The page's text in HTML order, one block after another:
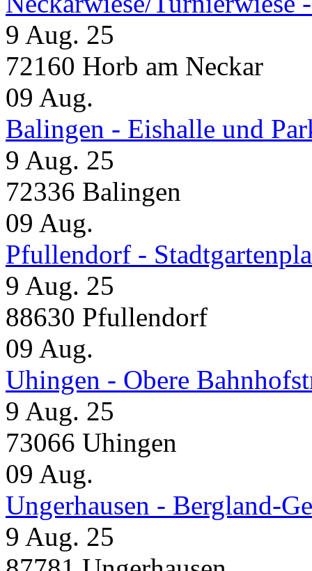
9 Aug. 25
72160 Horb am Neckar
09 Aug.
Balingen - Eishalle und
9 Aug. 25
72336 Balingen
09 Aug.
Pfullendorf -
9 Aug. 25
88630 Pfullendorf
09 Aug.
Uhingen - Obere
9 Aug. 25
73066 Uhingen
09 Aug.
Ungerhausen - Bergland-
9 Aug. 25